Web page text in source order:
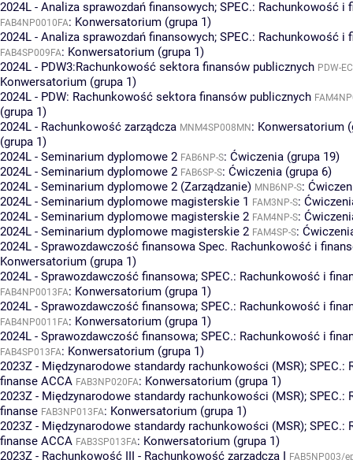
2024L - Analiza sprawozdań finansowych; SPEC.: Rachunkowość i
FAB4NP0010FA: Konwersatorium (grupa 1)
2024L - Analiza sprawozdań finansowych; SPEC.: Rachunkowość i
FAB4SP009FA: Konwersatorium (grupa 1)
2024L - PDW3:Rachunkowość sektora finansów publicznych PDW-
Konwersatorium (grupa 1)
2024L - PDW: Rachunkowość sektora finansów publicznych
(grupa 1)
2024L - Rachunkowość zarządcza MNM4SP008MN: Konwersatorium
(grupa 1)
2024L - Seminarium dyplomowe 2 FAB6NP-S: Ćwiczenia (grupa 19)
2024L - Seminarium dyplomowe 2 FAB6SP-S: Ćwiczenia (grupa 6)
2024L - Seminarium dyplomowe 2 (Zarządzanie) MNB6NP-S:
2024L - Seminarium dyplomowe magisterskie 1 FAM3NP-S:
2024L - Seminarium dyplomowe magisterskie 2 FAM4NP-S:
2024L - Seminarium dyplomowe magisterskie 2 FAM4SP-S:
2024L - Sprawozdawczość finansowa Spec. Rachunkowość i
Konwersatorium (grupa 1)
2024L - Sprawozdawczość finansowa; SPEC.: Rachunkowość i
FAB4NP0013FA: Konwersatorium (grupa 1)
2024L - Sprawozdawczość finansowa; SPEC.: Rachunkowość i
FAB4NP0011FA: Konwersatorium (grupa 1)
2024L - Sprawozdawczość finansowa; SPEC.: Rachunkowość i
FAB4SP013FA: Konwersatorium (grupa 1)
2023Z - Międzynarodowe standardy rachunkowości (MSR); SPEC.:
finanse ACCA FAB3NP020FA: Konwersatorium (grupa 1)
2023Z - Międzynarodowe standardy rachunkowości (MSR); SPEC.:
finanse FAB3NP013FA: Konwersatorium (grupa 1)
2023Z - Międzynarodowe standardy rachunkowości (MSR); SPEC.:
finanse ACCA FAB3SP013FA: Konwersatorium (grupa 1)
2023Z - Rachunkowość III - Rachunkowość zarządcza I FAB5NP003/